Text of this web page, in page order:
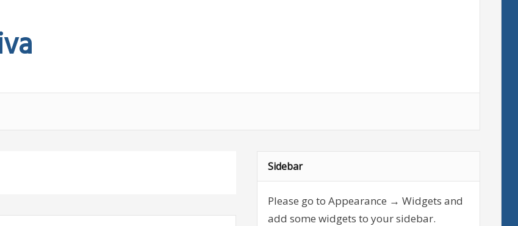
Sidebar
Please go to Appearance → Widgets and
add some widgets to your sidebar.